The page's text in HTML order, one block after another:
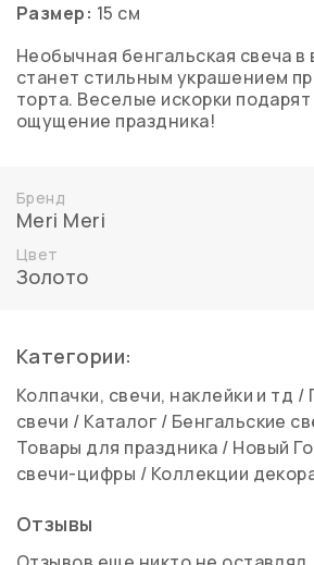
Размер: 15 см
Необычная бенгальская свеча
станет стильным украшением
торта. Веселые искорки
ощущение праздника!
Бренд
Meri Meri
Цвет
Золото
Категории:
Колпачки, свечи, наклейки и тд /
свечи / Каталог / Бенгальские
Товары для праздника / Новый
свечи-цифры / Коллекции
Отзывы